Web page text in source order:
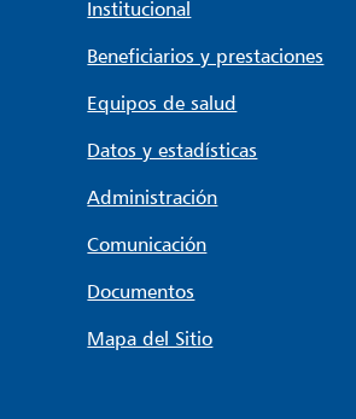
Institucional
Beneficiarios y prestaciones
Equipos de salud
Datos y estadísticas
Administración
Comunicación
Documentos
Mapa del Sitio